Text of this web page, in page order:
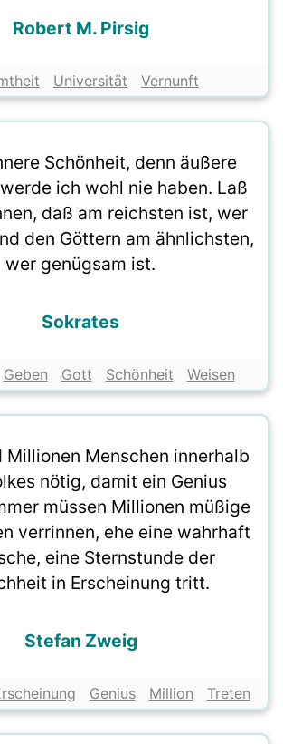
Robert M. Pirsig
Universität Vernunft
Schönheit, denn äußere
ich wohl nie haben. Laß
daß am reichsten ist, wer
den Göttern am ähnlichsten,
wer genügsam ist.
Sokrates
Geben Gott Schönheit Weisen
Millionen Menschen innerhalb
nötig, damit ein Genius
müssen Millionen müßige
verrinnen, ehe eine wahrhaft
eine Sternstunde der
in Erscheinung tritt.
Stefan Zweig
Genius Million Treten